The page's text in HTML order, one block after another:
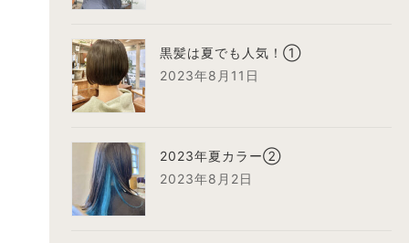
黒髪は夏でも人気！①
2023年8月11日
2023年夏カラー②
2023年8月2日